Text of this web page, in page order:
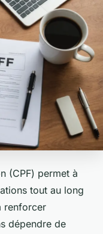
(CPF) permet à
tout au long
renforcer
dépendre de